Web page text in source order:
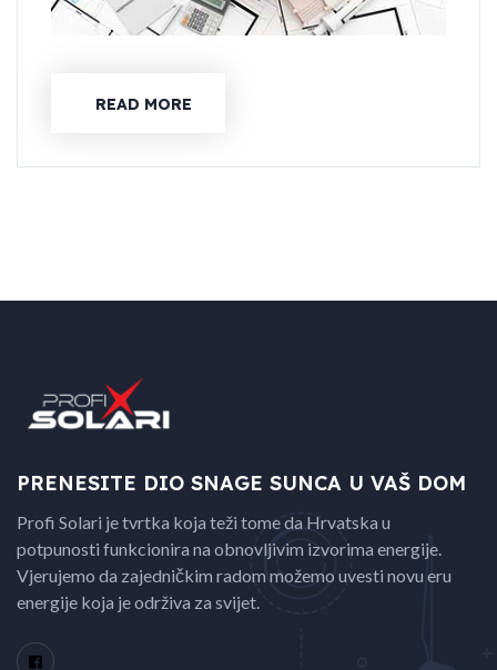
READ MORE
PRENESITE DIO SNAGE SUNCA U VAŠ DOM
Profi Solari je tvrtka koja teži tome da Hrvatska u
potpunosti funkcionira na obnovljivim izvorima energije.
Vjerujemo da zajedničkim radom možemo uvesti novu eru
energije koja je održiva za svijet.